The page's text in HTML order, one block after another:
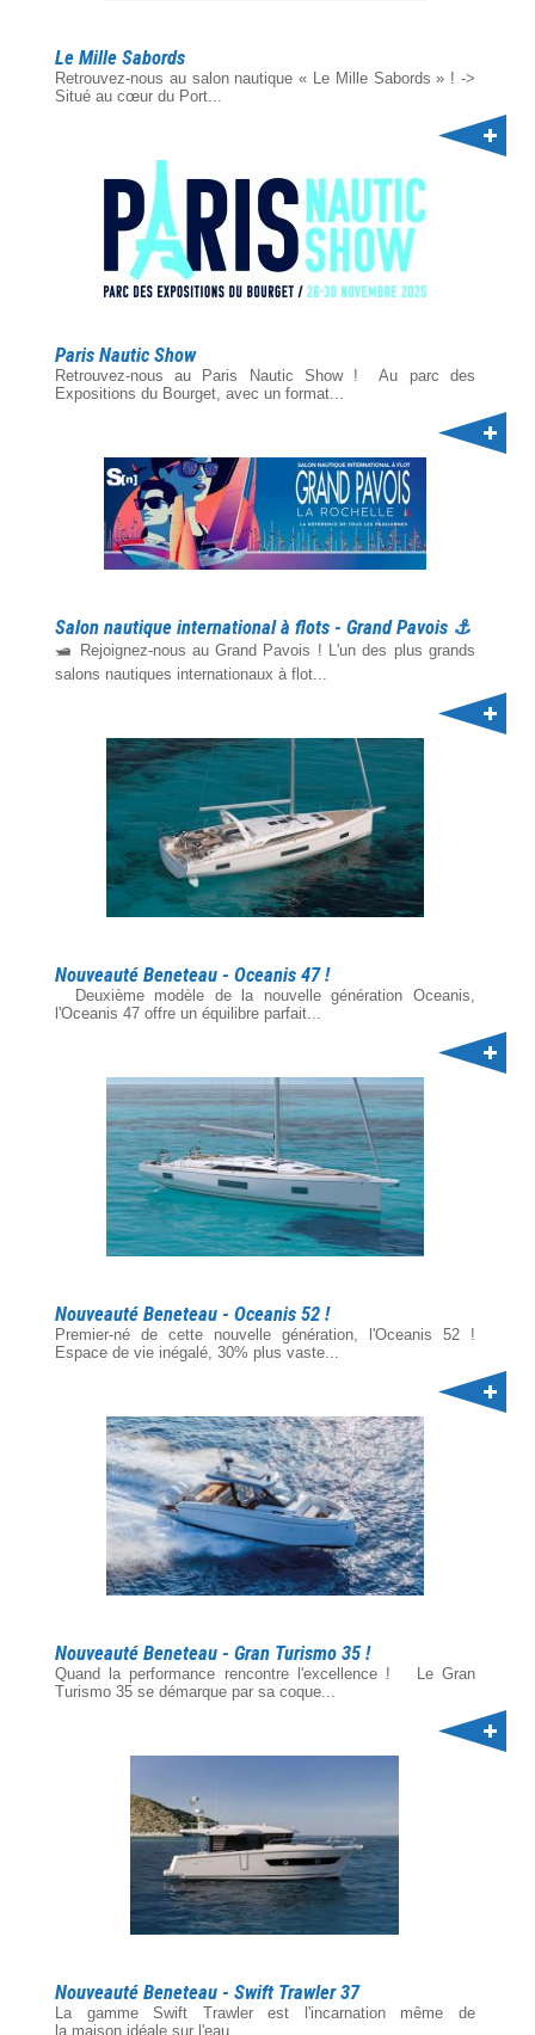
Le Mille Sabords
Retrouvez-nous au salon nautique « Le Mille Sabords » ! ->
Situé au cœur du Port...
Paris Nautic Show
Retrouvez-nous au Paris Nautic Show ! Au parc des
Expositions du Bourget, avec un format...
Salon nautique international à flots - Grand Pavois ⚓️
🛥️ Rejoignez-nous au Grand Pavois ! L'un des plus grands
salons nautiques internationaux à flot...
Nouveauté Beneteau - Oceanis 47 !
Deuxième modèle de la nouvelle génération Oceanis,
l'Oceanis 47 offre un équilibre parfait...
Nouveauté Beneteau - Oceanis 52 !
Premier-né de cette nouvelle génération, l'Oceanis 52 !
Espace de vie inégalé, 30% plus vaste...
Nouveauté Beneteau - Gran Turismo 35 !
Quand la performance rencontre l'excellence ! Le Gran
Turismo 35 se démarque par sa coque...
Nouveauté Beneteau - Swift Trawler 37
La gamme Swift Trawler est l'incarnation même de
la maison idéale sur l'eau. ...